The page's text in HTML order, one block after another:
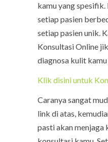
kamu yang
setiap pasien
setiap pasien unik.
Konsultasi Online
diagnosa kulit kamu
Klik disini untuk
Caranya sangat
link di atas,
pasti akan menjaga